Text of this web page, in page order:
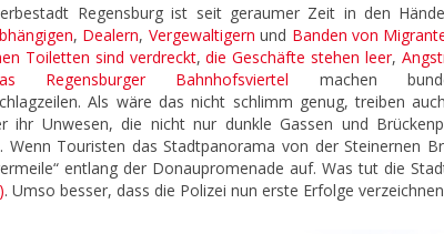
Regensburg ist seit geraumer Zeit in den
, Dealern, Vergewaltigern und Banden von
Toiletten sind verdreckt,die Geschäfte stehen leer,
Regensburger Bahnhofsviertel machen
Als wäre das nicht schlimm genug, treiben
ihr Unwesen, die nicht nur dunkle Gassen und
Wenn Touristen das Stadtpanorama von der Steinernen
entlang der Donaupromenade auf. Was tut die
. Umso besser, dass die Polizei nun erste Erfolge